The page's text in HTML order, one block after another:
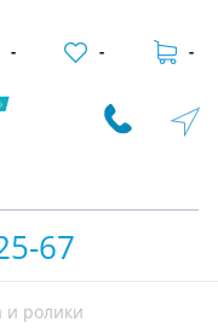
- - -
67
и ролики